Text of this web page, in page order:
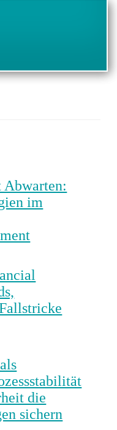
Abwarten:
im
die
sichern